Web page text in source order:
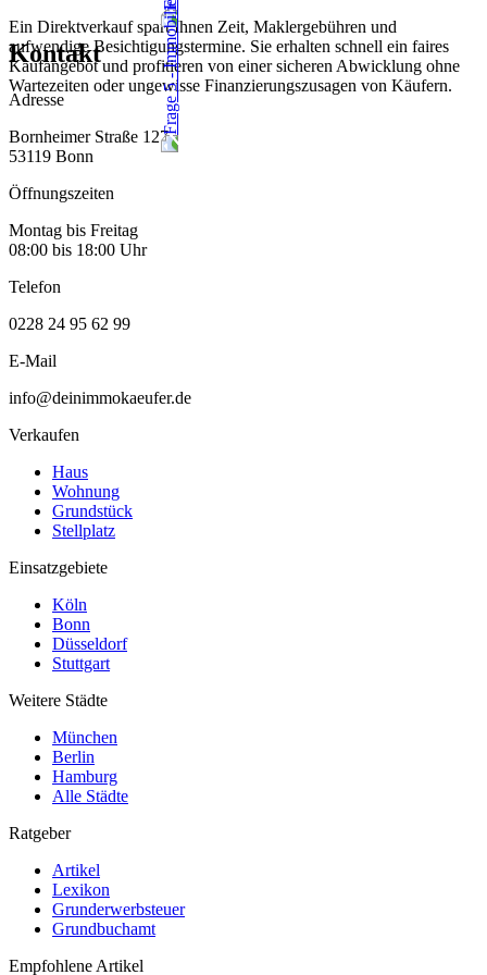
Ein Direktverkauf spart Ihnen Zeit, Maklergebühren und
aufwendige Besichtigungstermine. Sie erhalten schnell ein faires
Kaufangebot und profitieren von einer sicheren Abwicklung ohne
Wartezeiten oder ungewisse Finanzierungszusagen von Käufern.
Kontakt
Adresse
Bornheimer Straße 127
53119 Bonn
Öffnungszeiten
Montag bis Freitag
08:00 bis 18:00 Uhr
Telefon
0228 24 95 62 99
E-Mail
info@deinimmokaeufer.de
Verkaufen
Haus
Wohnung
Grundstück
Stellplatz
Einsatzgebiete
Köln
Bonn
Düsseldorf
Stuttgart
Weitere Städte
München
Berlin
Hamburg
Alle Städte
Ratgeber
Artikel
Lexikon
Grunderwerbsteuer
Grundbuchamt
Empfohlene Artikel